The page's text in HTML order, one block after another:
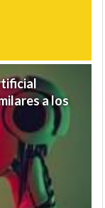
a los